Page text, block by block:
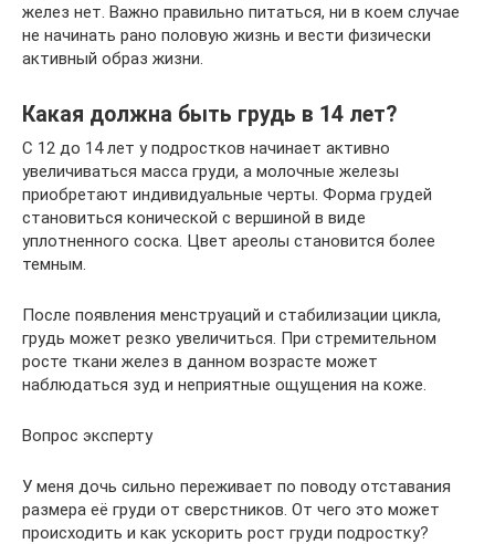
желез нет. Важно правильно питаться, ни в коем случае
не начинать рано половую жизнь и вести физически
активный образ жизни.
Какая должна быть грудь в 14 лет?
С 12 до 14 лет у подростков начинает активно
увеличиваться масса груди, а молочные железы
приобретают индивидуальные черты. Форма грудей
становиться конической с вершиной в виде
уплотненного соска. Цвет ареолы становится более
темным.
После появления менструаций и стабилизации цикла,
грудь может резко увеличиться. При стремительном
росте ткани желез в данном возрасте может
наблюдаться зуд и неприятные ощущения на коже.
Вопрос эксперту
У меня дочь сильно переживает по поводу отставания
размера её груди от сверстников. От чего это может
происходить и как ускорить рост груди подростку?